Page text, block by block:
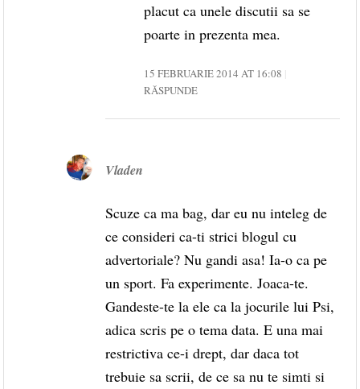
placut ca unele discutii sa se
poarte in prezenta mea.
15 FEBRUARIE 2014 AT 16:08
RĂSPUNDE
Vladen
Scuze ca ma bag, dar eu nu inteleg de
ce consideri ca-ti strici blogul cu
advertoriale? Nu gandi asa! Ia-o ca pe
un sport. Fa experimente. Joaca-te.
Gandeste-te la ele ca la jocurile lui Psi,
adica scris pe o tema data. E una mai
restrictiva ce-i drept, dar daca tot
trebuie sa scrii, de ce sa nu te simti si